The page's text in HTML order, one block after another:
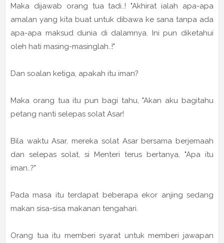
Maka dijawab orang tua tadi..! "Akhirat ialah apa-apa
amalan yang kita buat untuk dibawa ke sana tanpa ada
apa-apa maksud dunia di dalamnya. Ini pun diketahui
oleh hati masing-masinglah..!"
Dan soalan ketiga, apakah itu iman?
Maka orang tua itu pun bagi tahu, "Akan aku bagitahu
petang nanti selepas solat Asar!
Bila waktu Asar, mereka solat Asar bersama berjemaah
dan selepas solat, si Menteri terus bertanya, "Apa itu
iman..?"
Pada masa itu terdapat beberapa ekor anjing sedang
makan sisa-sisa makanan tengahari.
Orang tua itu memberi syarat untuk memberi jawapan